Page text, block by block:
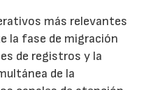
más relevantes
la fase de migración
de registros y la
de la